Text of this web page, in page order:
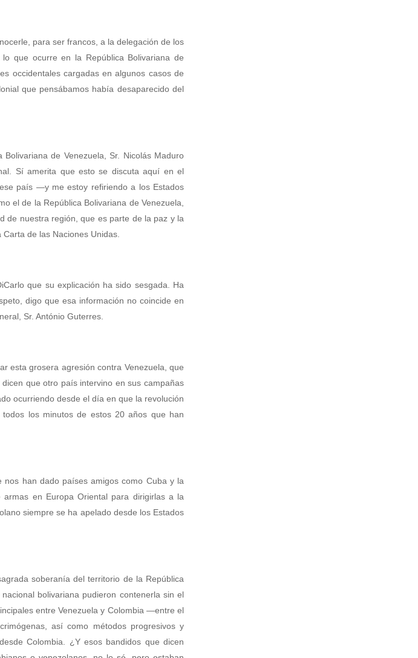
para ser francos, a la delegación de los
que ocurre en la República Bolivariana de
occidentales cargadas en algunos casos de
que pensábamos había desaparecido del
de Venezuela, Sr. Nicolás Maduro
Sí amerita que esto se discuta aquí en el
país —y me estoy refiriendo a los Estados
el de la República Bolivariana de Venezuela,
de nuestra región, que es parte de la paz y la
de las Naciones Unidas.
que su explicación ha sido sesgada. Ha
digo que esa información no coincide en
Sr. António Guterres.
esta grosera agresión contra Venezuela, que
que otro país intervino en sus campañas
ocurriendo desde el día en que la revolución
los minutos de estos 20 años que han
han dado países amigos como Cuba y la
en Europa Oriental para dirigirlas a la
siempre se ha apelado desde los Estados
soberanía del territorio de la República
bolivariana pudieron contenerla sin el
entre Venezuela y Colombia —entre el
así como métodos progresivos y
Colombia. ¿Y esos bandidos que dicen